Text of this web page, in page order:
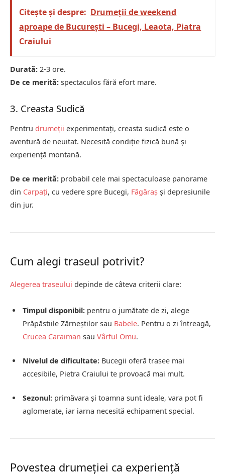
Citește și despre: Drumeții de weekend
aproape de București – Bucegi, Leaota, Piatra
Craiului
Durată: 2-3 ore.
De ce merită: spectaculos fără efort mare.
3. Creasta Sudică
Pentru drumeții experimentați, creasta sudică este o
aventură de neuitat. Necesită condiție fizică bună și
experiență montană.
De ce merită: probabil cele mai spectaculoase panorame
din Carpați, cu vedere spre Bucegi, Făgăraș și depresiunile
din jur.
Cum alegi traseul potrivit?
Alegerea traseului depinde de câteva criterii clare:
Timpul disponibil: pentru o jumătate de zi, alege
Prăpăstiile Zărneștilor sau Babele. Pentru o zi întreagă,
Crucea Caraiman sau Vârful Omu.
Nivelul de dificultate: Bucegii oferă trasee mai
accesibile, Pietra Craiului te provoacă mai mult.
Sezonul: primăvara și toamna sunt ideale, vara pot fi
aglomerate, iar iarna necesită echipament special.
Povestea drumeției ca experiență